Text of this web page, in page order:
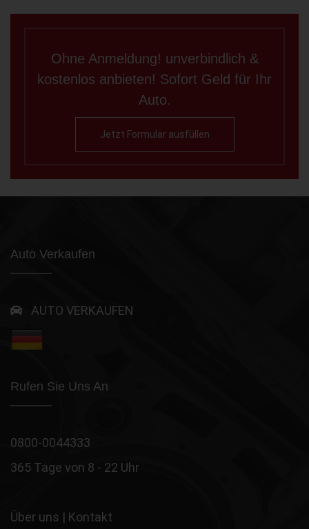
Ohne Anmeldung! unverbindlich &
kostenlos anbieten! Sofort Geld für Ihr
Auto.
Jetzt Formular ausfüllen
Auto Verkaufen
AUTO VERKAUFEN
Rufen Sie Uns An
0800-0044333
365 Tage von 8 - 22 Uhr
Über uns | Kontakt